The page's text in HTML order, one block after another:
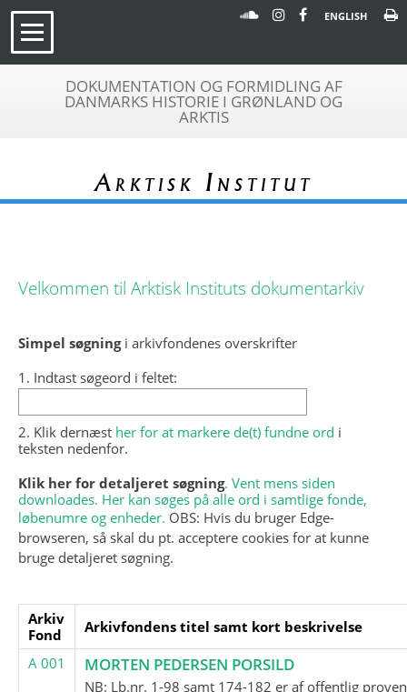
ENGLISH
DOKUMENTATION OG FORMIDLING AF
DANMARKS HISTORIE I GRØNLAND OG
ARKTIS
Arktisk Institut
Velkommen til Arktisk Instituts dokumentarkiv
Simpel søgningi arkivfondenes overskrifter
1. Indtast søgeord i feltet:
2. Klik dernæst her for at markere de(t) fundne ord i
teksten nedenfor.
Klik her for detaljeret søgning. Vent mens siden
downloades. Her kan søges på alle ord i samtlige fonde,
løbenumre og enheder. OBS: Hvis du bruger Edge-
browseren, så skal du pt. acceptere cookies for at kunne
bruge detaljeret søgning.
Arkiv
Fond
Arkivfondens titel samt kort beskrivelse
A 001
MORTEN PEDERSEN PORSILD
NB: Lb.nr. 1-98 samt 174-182 er af offentlig